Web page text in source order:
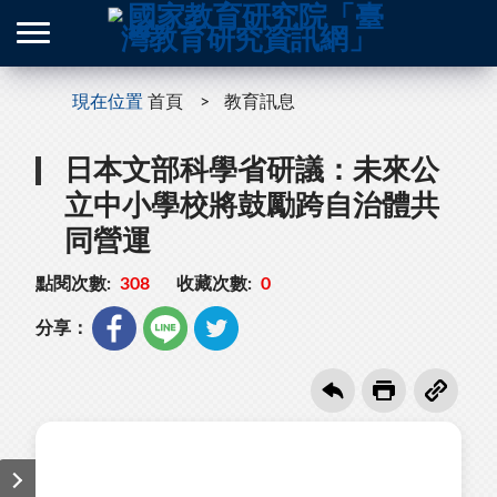
現在位置 首頁 教育訊息
日本文部科學省研議：未來公
立中小學校將鼓勵跨自治體共
同營運
點閱次數: 308 收藏次數: 0
分享：